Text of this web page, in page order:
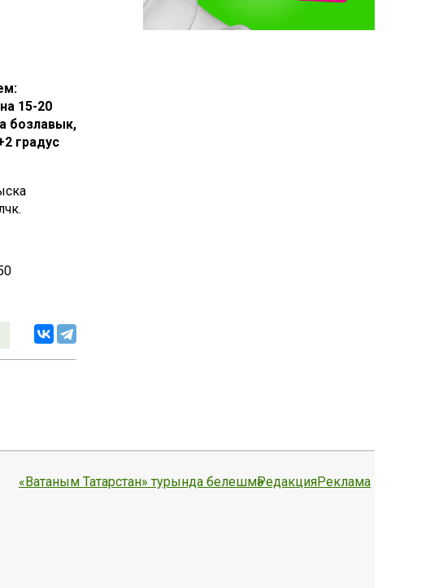
15-20
бозлавык,
градус
«Ватаным Татарстан» турында белешмәРедакцияРеклама